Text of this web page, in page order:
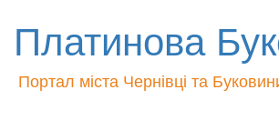
Платинова
Портал міста Чернівці та